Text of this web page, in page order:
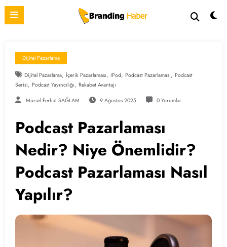
İçeriğe
Dijital Pazarlama
Dijital Pazarlama, İçerik Pazarlaması, IPod, Podcast Pazarlaması, Podcast
Serisi, Podcast Yayıncılığı, Rekabet Avantajı
Mürsel Ferhat SAĞLAM 9 Ağustos 2025 0 Yorumlar
Podcast Pazarlaması
Nedir? Niye Önemlidir?
Podcast Pazarlaması Nasıl
Yapılır?